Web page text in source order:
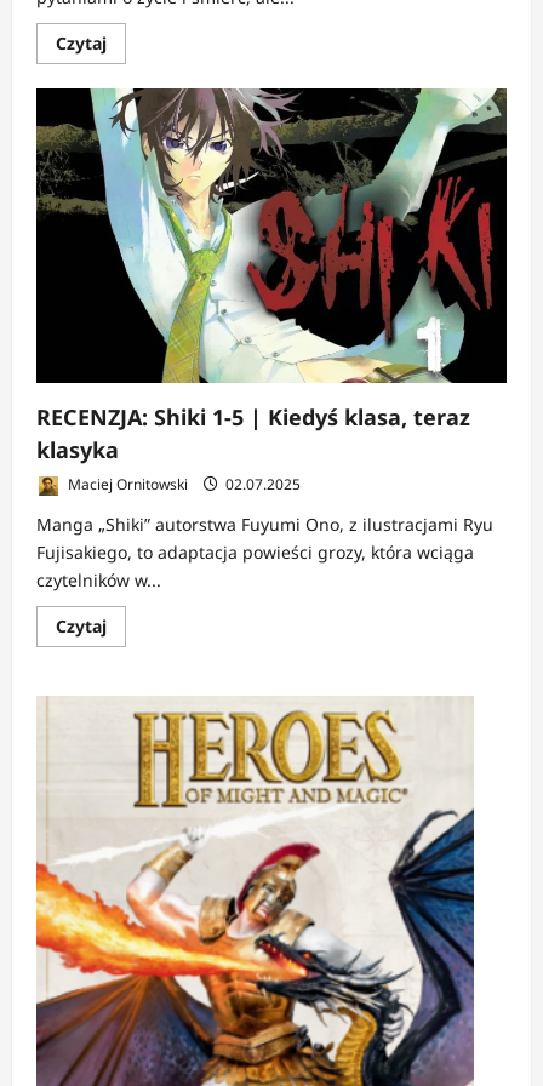
CzytajDowiedz
się
o
RECENZJA:
Shiki
tomy
|
Gdy
mrok
wygrywa
rozsądkiem
RECENZJA: Shiki 1-5 | Kiedyś klasa, teraz
klasyka
Maciej Ornitowski 02.07.2025
Manga „Shiki” autorstwa Fuyumi Ono, z ilustracjami Ryu
Fujisakiego, to adaptacja powieści grozy, która wciąga
czytelników w...
CzytajDowiedz
się
RECENZJA:
Shiki
Kiedyś
klasa,
teraz